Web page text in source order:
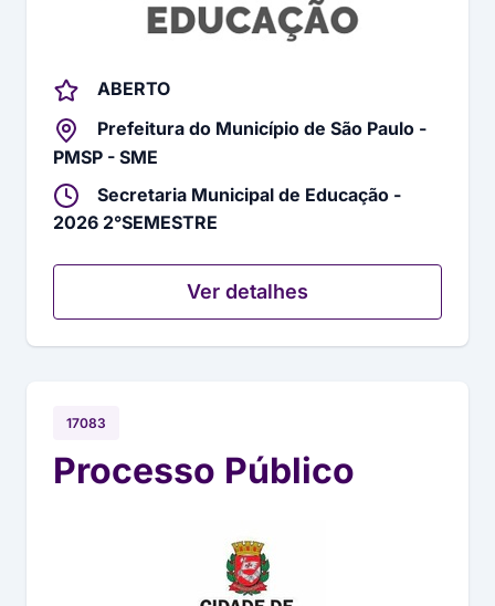
ABERTO
Prefeitura do Município de São Paulo -
PMSP - SME
Secretaria Municipal de Educação -
2026 2°SEMESTRE
Ver detalhes
17083
Processo Público